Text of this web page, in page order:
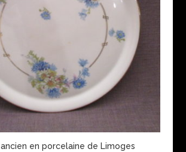
en porcelaine de Limoges